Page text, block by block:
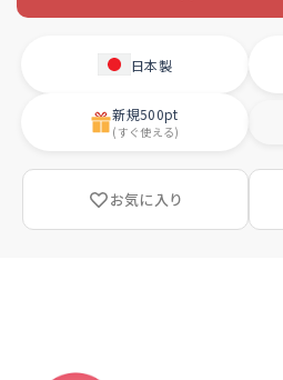
日本製
新規500pt
(すぐ使える)
お気に入り